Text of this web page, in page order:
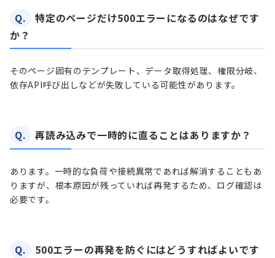
Q.
特定のページだけ500エラーになるのはなぜです
か？
そのページ固有のテンプレート、データ取得処理、権限分岐、
依存API呼び出しなどが失敗している可能性があります。
Q. 再読み込みで一時的に直ることはありますか？
あります。一時的な負荷や接続異常であれば解消することもあ
りますが、根本原因が残っていれば再発するため、ログ確認は
必要です。
Q.
500エラーの再発を防ぐにはどうすればよいです